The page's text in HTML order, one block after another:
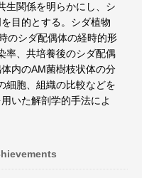
生関係を明らかにし、シ
目的とする。シダ植物
のシダ配偶体の経時的形
率、共培養後のシダ配偶
内のAM菌樹枝状体の分
細胞、組織の比較などを
いた解剖学的手法によ